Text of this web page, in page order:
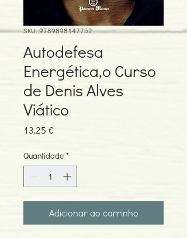
SKU: 9789898147752
Autodefesa
Energética,o Curso
de Denis Alves
Viático
13,25 €Preço
Quantidade *
Adicionar ao carrinho